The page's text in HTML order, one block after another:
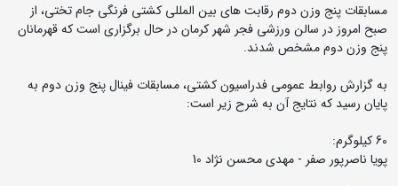
مسابقات پنج وزن دوم رقابت های بین المللی کشتی فرنگی جام تختی، از
صبح امروز در سالن ورزشی فجر شهر کرمان در حال برگزاری است که قهرمانان
پنج وزن دوم مشخص شدند.
به گزارش روابط عمومی فدراسیون کشتی، مسابقات فینال پنج وزن دوم به
پایان رسید که نتایج آن به شرح زیر است:
60 کیلوگرم:
پویا ناصرپور صفر - مهدی محسن نژاد 10